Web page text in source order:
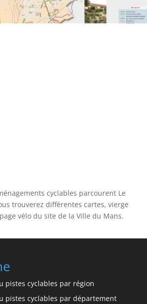
cyclables parcourent Le
trouverez différentes cartes, vierge
vélo du site de la Ville du Mans.
pistes cyclables par région
pistes cyclables par département